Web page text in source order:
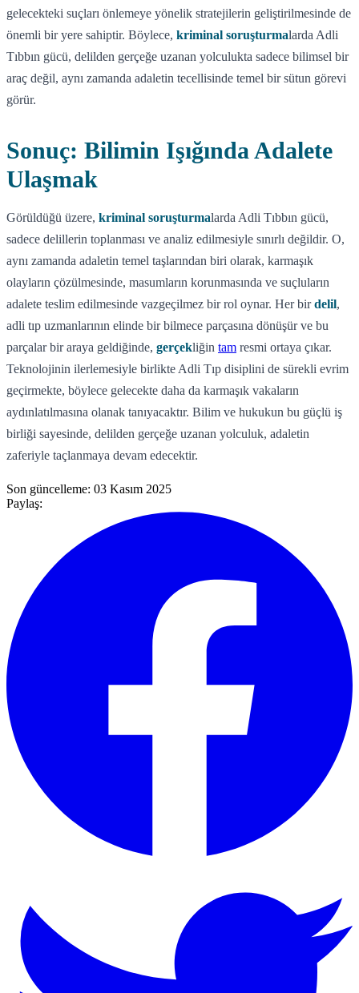
gelecekteki suçları önlemeye yönelik stratejilerin geliştirilmesinde de
önemli bir yere sahiptir. Böylece, kriminal soruşturmalarda Adli
Tıbbın gücü, delilden gerçeğe uzanan yolculukta sadece bilimsel bir
araç değil, aynı zamanda adaletin tecellisinde temel bir sütun görevi
görür.
Sonuç: Bilimin Işığında Adalete
Ulaşmak
Görüldüğü üzere, kriminal soruşturmalarda Adli Tıbbın gücü,
sadece delillerin toplanması ve analiz edilmesiyle sınırlı değildir. O,
aynı zamanda adaletin temel taşlarından biri olarak, karmaşık
olayların çözülmesinde, masumların korunmasında ve suçluların
adalete teslim edilmesinde vazgeçilmez bir rol oynar. Her birdelil,
adli tıp uzmanlarının elinde bir bilmece parçasına dönüşür ve bu
parçalar bir araya geldiğinde, gerçekliğin tam resmi ortaya çıkar.
Teknolojinin ilerlemesiyle birlikte Adli Tıp disiplini de sürekli evrim
geçirmekte, böylece gelecekte daha da karmaşık vakaların
aydınlatılmasına olanak tanıyacaktır. Bilim ve hukukun bu güçlü iş
birliği sayesinde, delilden gerçeğe uzanan yolculuk, adaletin
zaferiyle taçlanmaya devam edecektir.
Son güncelleme: 03 Kasım 2025
Paylaş: